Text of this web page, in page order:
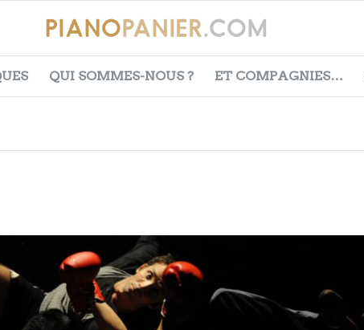
QUI SOMMES-NOUS ? ET COMPAGNIES…